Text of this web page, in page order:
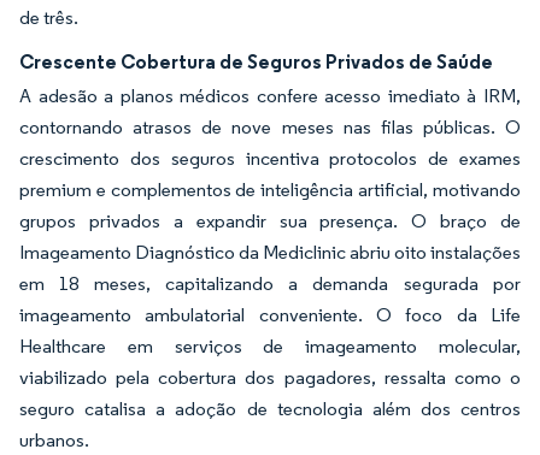
de três.
Crescente Cobertura de Seguros Privados de Saúde
A adesão a planos médicos confere acesso imediato à IRM,
contornando atrasos de nove meses nas filas públicas. O
crescimento dos seguros incentiva protocolos de exames
premium e complementos de inteligência artificial, motivando
grupos privados a expandir sua presença. O braço de
Imageamento Diagnóstico da Mediclinic abriu oito instalações
em 18 meses, capitalizando a demanda segurada por
imageamento ambulatorial conveniente. O foco da Life
Healthcare em serviços de imageamento molecular,
viabilizado pela cobertura dos pagadores, ressalta como o
seguro catalisa a adoção de tecnologia além dos centros
urbanos.